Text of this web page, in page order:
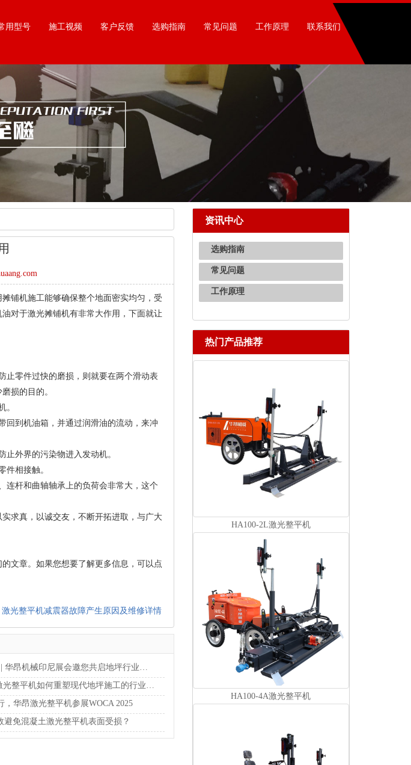
用型号 施工视频 客户反馈 选购指南 常见问题 工作原理 联系我们
铺机施工能够确保整个地面密实均匀，受
对于激光摊铺机有非常大作用，下面就让
止零件过快的磨损，则就要在两个滑动表
损的目的。
。
回到机油箱，并通过润滑油的流动，来冲
外界的污染物进入发动机。
件相接触。
连杆和曲轴轴承上的负荷会非常大，这个
求真，以诚交友，不断开拓进取，与广大
文章。如果您想要了解更多信息，可以点
激光整平机减震器故障产生原因及维修详情
师道匠心 筑梦印尼 | 华昂机械印尼展会邀您共启地坪行业新纪元
告别“人眼测平”：激光整平机如何重塑现代地坪施工的行业标准
，华昂激光整平机参展WOCA 2025
避免混凝土激光整平机表面受损？
资讯中心
选购指南
常见问题
工作原理
热门产品推荐
HA100-2L激光整平机
HA100-4A激光整平机